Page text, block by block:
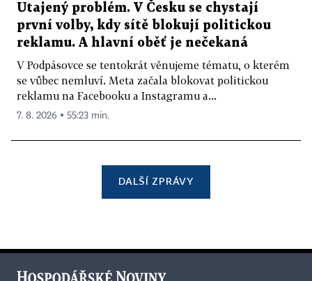
Utajený problém. V Česku se chystají
první volby, kdy sítě blokují politickou
reklamu. A hlavní oběť je nečekaná
V Podpásovce se tentokrát věnujeme tématu, o kterém
se vůbec nemluví. Meta začala blokovat politickou
reklamu na Facebooku a Instagramu a...
7. 8. 2026 ▪ 55:23 min.
DALŠÍ ZPRÁVY